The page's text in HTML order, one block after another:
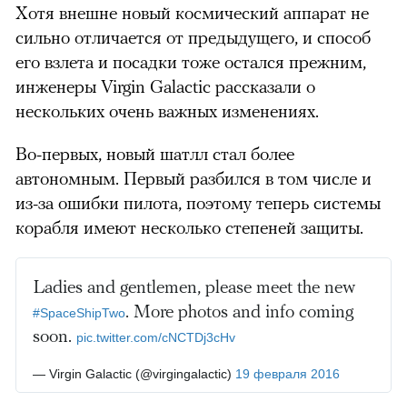
Хотя внешне новый космический аппарат не
сильно отличается от предыдущего, и способ
его взлета и посадки тоже остался прежним,
инженеры Virgin Galactic рассказали о
нескольких очень важных изменениях.
Во-первых, новый шатлл стал более
автономным. Первый разбился в том числе и
из-за ошибки пилота, поэтому теперь системы
корабля имеют несколько степеней защиты.
Ladies and gentlemen, please meet the new
#SpaceShipTwo. More photos and info coming
soon. pic.twitter.com/cNCTDj3cHv
— Virgin Galactic (@virgingalactic) 19 февраля 2016